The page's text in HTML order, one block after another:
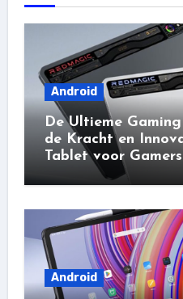
Android
De Ultieme
de Kracht en
Tablet voor Gamers
Android